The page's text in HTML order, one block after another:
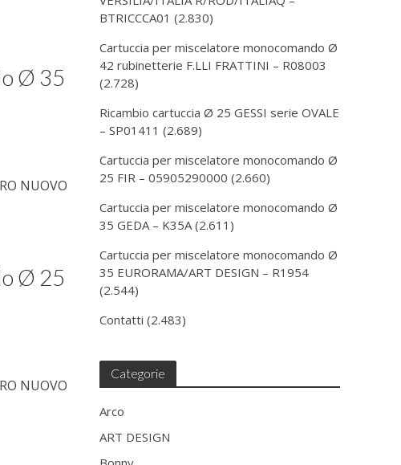
Ø 35
NUOVO
Ø 25
NUOVO
BTRICCCA01 (2.830)
Cartuccia per miscelatore monocomando Ø
42 rubinetterie F.LLI FRATTINI – R08003
(2.728)
Ricambio cartuccia Ø 25 GESSI serie OVALE
– SP01411 (2.689)
Cartuccia per miscelatore monocomando Ø
25 FIR – 05905290000 (2.660)
Cartuccia per miscelatore monocomando Ø
35 GEDA – K35A (2.611)
Cartuccia per miscelatore monocomando Ø
35 EURORAMA/ART DESIGN – R1954
(2.544)
Contatti (2.483)
Categorie
Arco
ART DESIGN